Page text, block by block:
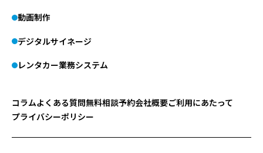
動画制作
デジタルサイネージ
レンタカー業務システム
コラムよくある質問無料相談予約会社概要ご利用にあたって
プライバシーポリシー